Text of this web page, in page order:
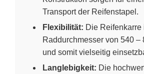
Transport der Reifenstapel.
Flexibilität: Die Reifenkarre
Raddurchmesser von 540 –
und somit vielseitig
Langlebigkeit: Die